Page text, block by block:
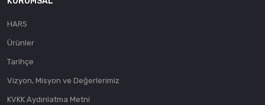
HARS
Ürünler
Tarihçe
Vizyon, Misyon ve Değerlerimiz
KVKK Aydınlatma Metni